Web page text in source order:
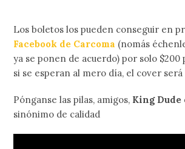
Los boletos los pueden conseguir en
Facebook de Carcoma (nomás
ya se ponen de acuerdo) por solo $200
si se esperan al mero día, el cover será
Pónganse las pilas, amigos, King Dude
sinónimo de calidad